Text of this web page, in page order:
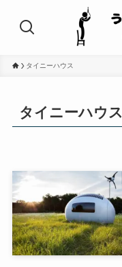
タイニーハウス
タイニーハウス